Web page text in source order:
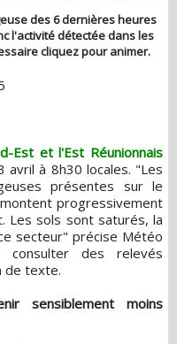
des 6 dernières heures
l'activité détectée dans les
cliquez pour animer.
Est et l'Est Réunionnais
avril à 8h30 locales. "Les
présentes sur le
progressivement
Les sols sont saturés, la
secteur" précise Météo
consulter des relevés
de texte.
sensiblement moins